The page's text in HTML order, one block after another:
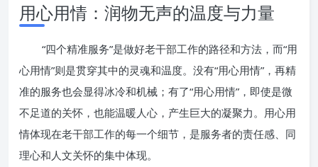
用心用情：润物无声的温度与力量
“四个精准服务”是做好老干部工作的路径和方法，而“用
心用情”则是贯穿其中的灵魂和温度。没有“用心用情”，再精
准的服务也会显得冰冷和机械；有了“用心用情”，即使是微
不足道的关怀，也能温暖人心，产生巨大的凝聚力。用心用
情体现在老干部工作的每一个细节，是服务者的责任感、同
理心和人文关怀的集中体现。